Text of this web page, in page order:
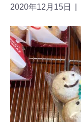
2020年12月15日